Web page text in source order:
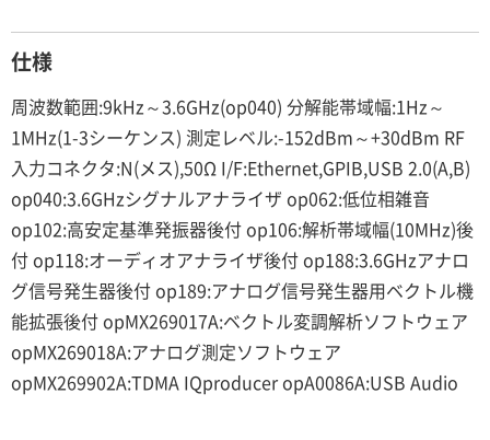
仕様
周波数範囲:9kHz～3.6GHz(op040) 分解能帯域幅:1Hz～
1MHz(1-3シーケンス) 測定レベル:-152dBm～+30dBm RF
入力コネクタ:N(メス),50Ω I/F:Ethernet,GPIB,USB 2.0(A,B)
op040:3.6GHzシグナルアナライザ op062:低位相雑音
op102:高安定基準発振器後付 op106:解析帯域幅(10MHz)後
付 op118:オーディオアナライザ後付 op188:3.6GHzアナロ
グ信号発生器後付 op189:アナログ信号発生器用ベクトル機
能拡張後付 opMX269017A:ベクトル変調解析ソフトウェア
opMX269018A:アナログ測定ソフトウェア
opMX269902A:TDMA IQproducer opA0086A:USB Audio